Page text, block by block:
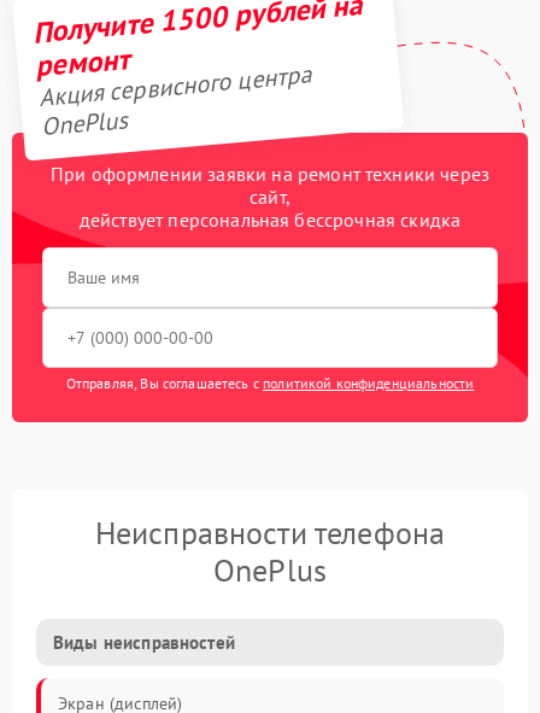
Получите 1500 рублей на
ремонт
Акция сервисного центра
OnePlus
При оформлении заявки на ремонт техники через
сайт,
действует персональная бессрочная скидка
Отправляя, Вы соглашаетесь с политикой конфиденциальности
Неисправности телефона
OnePlus
Виды неисправностей
Экран (дисплей)